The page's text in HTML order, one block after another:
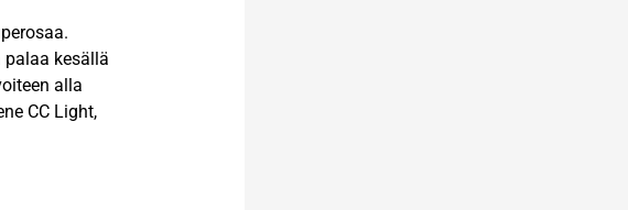
kesällä
alla
CC Light,